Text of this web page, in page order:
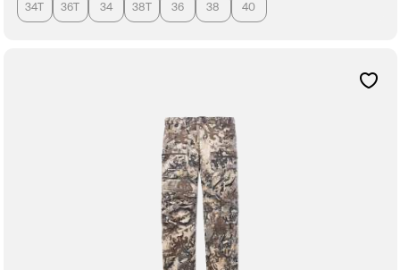
34T 36T 34 38T 36 38 40